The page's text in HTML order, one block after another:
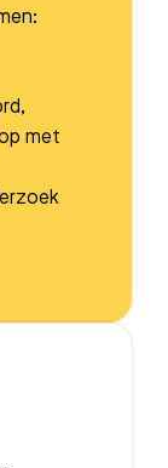
met